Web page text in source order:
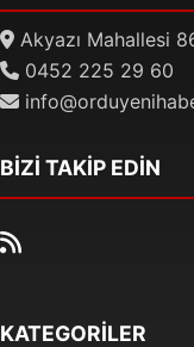
Akyazı Mahallesi
0452 225 29 60
BİZİ TAKİP EDİN
KATEGORİLER